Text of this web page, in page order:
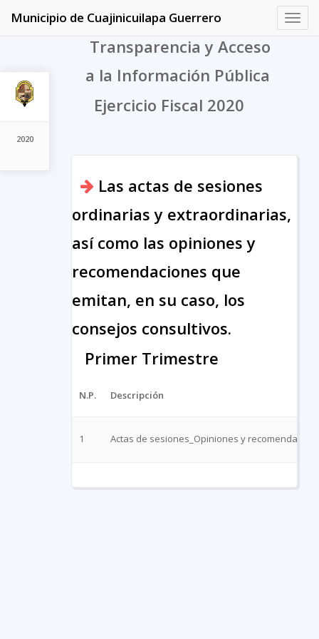
2020
Municipio de Cuajinicuilapa Guerrero
Transparencia y Acceso
a la Información Pública
Ejercicio Fiscal 2020
Las actas de sesiones
ordinarias y extraordinarias,
así como las opiniones y
recomendaciones que
emitan, en su caso, los
consejos consultivos.
Primer Trimestre
N.P. Descripción
1 Actas de sesiones_Opiniones y